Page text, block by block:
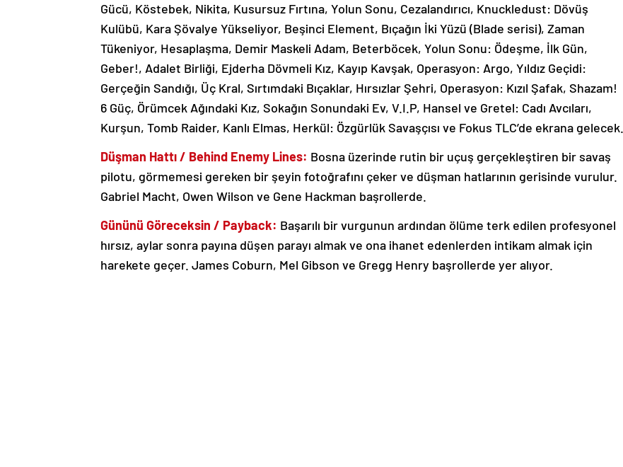
Gücü, Köstebek, Nikita, Kusursuz Fırtına, Yolun Sonu, Cezalandırıcı, Knuckledust: Dövüş
Kulübü, Kara Şövalye Yükseliyor, Beşinci Element, Bıçağın İki Yüzü (Blade serisi), Zaman
Tükeniyor, Hesaplaşma, Demir Maskeli Adam, Beterböcek, Yolun Sonu: Ödeşme, İlk Gün,
Geber!, Adalet Birliği, Ejderha Dövmeli Kız, Kayıp Kavşak, Operasyon: Argo, Yıldız Geçidi:
Gerçeğin Sandığı, Üç Kral, Sırtımdaki Bıçaklar, Hırsızlar Şehri, Operasyon: Kızıl Şafak, Shazam!
6 Güç, Örümcek Ağındaki Kız, Sokağın Sonundaki Ev, V.I.P, Hansel ve Gretel: Cadı Avcıları,
Kurşun, Tomb Raider, Kanlı Elmas, Herkül: Özgürlük Savaşçısı ve Fokus TLC’de ekrana gelecek.
Düşman Hattı / Behind Enemy Lines: Bosna üzerinde rutin bir uçuş gerçekleştiren bir savaş
pilotu, görmemesi gereken bir şeyin fotoğrafını çeker ve düşman hatlarının gerisinde vurulur.
Gabriel Macht, Owen Wilson ve Gene Hackman başrollerde.
Gününü Göreceksin / Payback: Başarılı bir vurgunun ardından ölüme terk edilen profesyonel
hırsız, aylar sonra payına düşen parayı almak ve ona ihanet edenlerden intikam almak için
harekete geçer. James Coburn, Mel Gibson ve Gregg Henry başrollerde yer alıyor.